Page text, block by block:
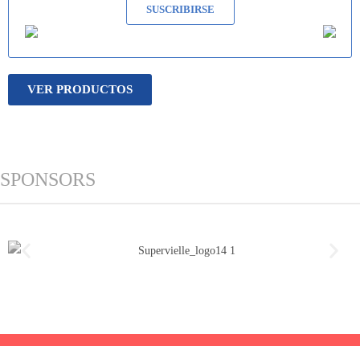
SUSCRIBIRSE
VER PRODUCTOS
SPONSORS